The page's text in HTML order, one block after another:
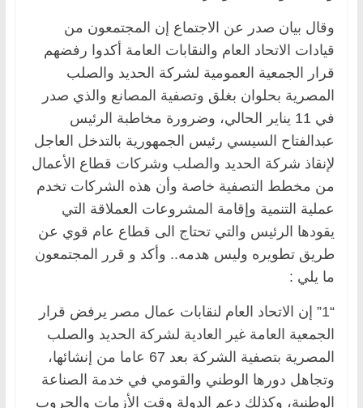
وقال بيان صدر عن الاجتماع إن المجتمعون من
قيادات الاتحاد العام والنقابات العامة أكدوا رفضهم
قرار الجمعية العمومية لشركة الحديد والصلب
المصرية بحلوان بغلق وتصفية المصانع والذي صدر
في 11 يناير الحالي، وضرورة مخاطبة الرئيس
عبدالفتاح السيسي رئيس الجمهورية بالتدخل العاجل
لإنقاذ شركة الحديد والصلب وشركات قطاع الأعمال
من مخطط التصفية خاصة وأن هذه الشركات تخدم
عملية التنمية وإقامة المشروعات العملاقة التي
يقودها الرئيس والتي تحتاج الى قطاع عام قوي عن
طريق تطويره وليس هدمه.. وأكد و قرر المجتمعون
ما يلي :
“1” إن الاتحاد العام لنقابات عمال مصر يرفض قرار
الجمعية العامة غير العادية لشركة الحديد والصلب
المصرية بتصفية الشركة بعد 67 عاما من إنشائها،
وتجاهل دورها الوطني والقومي في خدمة الصناعة
الوطنية، وكذلك دعم الدولة وقت الأزمات والحروب